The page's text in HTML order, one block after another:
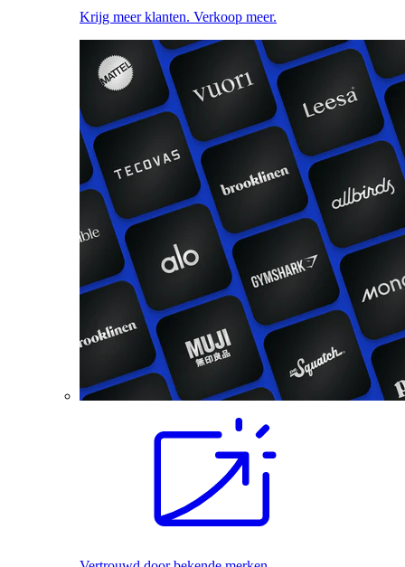
Krijg meer klanten. Verkoop meer.